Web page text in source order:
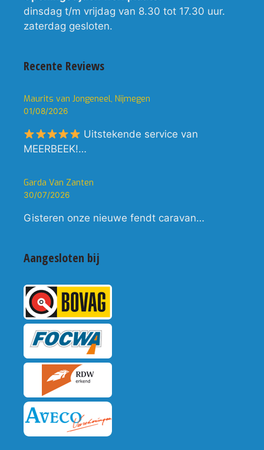
dinsdag t/m vrijdag van 8.30 tot 17.30 uur.
zaterdag gesloten.
Recente Reviews
Maurits van Jongeneel, Nijmegen
01/08/2026
Uitstekende service van
MEERBEEK!…
Garda Van Zanten
30/07/2026
Gisteren onze nieuwe fendt caravan…
Aangesloten bij